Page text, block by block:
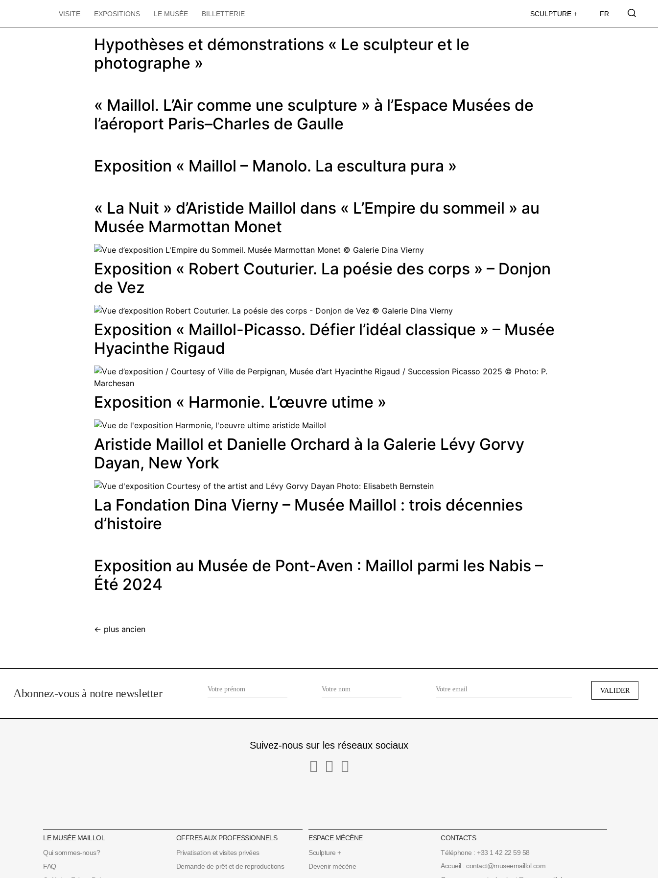
VISITE EXPOSITIONS LE MUSÉE BILLETTERIE SCULPTURE + FR
Catégorie :Non classé
Hypothèses et démonstrations « Le sculpteur et le
photographe »
« Maillol. L’Air comme une sculpture » à l’Espace Musées de
l’aéroport Paris–Charles de Gaulle
Exposition « Maillol – Manolo. La escultura pura »
« La Nuit » d’Aristide Maillol dans « L’Empire du sommeil » au
Musée Marmottan Monet
Exposition « Robert Couturier. La poésie des corps » – Donjon
de Vez
Exposition « Maillol-Picasso. Défier l’idéal classique » – Musée
Hyacinthe Rigaud
Exposition « Harmonie. L’œuvre utime »
Aristide Maillol et Danielle Orchard à la Galerie Lévy Gorvy
Dayan, New York
La Fondation Dina Vierny – Musée Maillol : trois décennies
d’histoire
Exposition au Musée de Pont-Aven : Maillol parmi les Nabis –
Été 2024
← plus ancien
Abonnez-vous à notre newsletter
Suivez-nous sur les réseaux sociaux
LE MUSÉE MAILLOL
Qui sommes-nous?
FAQ
OFFRES AUX PROFESSIONNELS
Privatisation et visites privées
Demande de prêt et de reproductions
ESPACE MÉCÈNE
Sculpture +
Devenir mécène
CONTACTS
Téléphone : +33 1 42 22 59 58
Accueil : contact@museemaillol.com